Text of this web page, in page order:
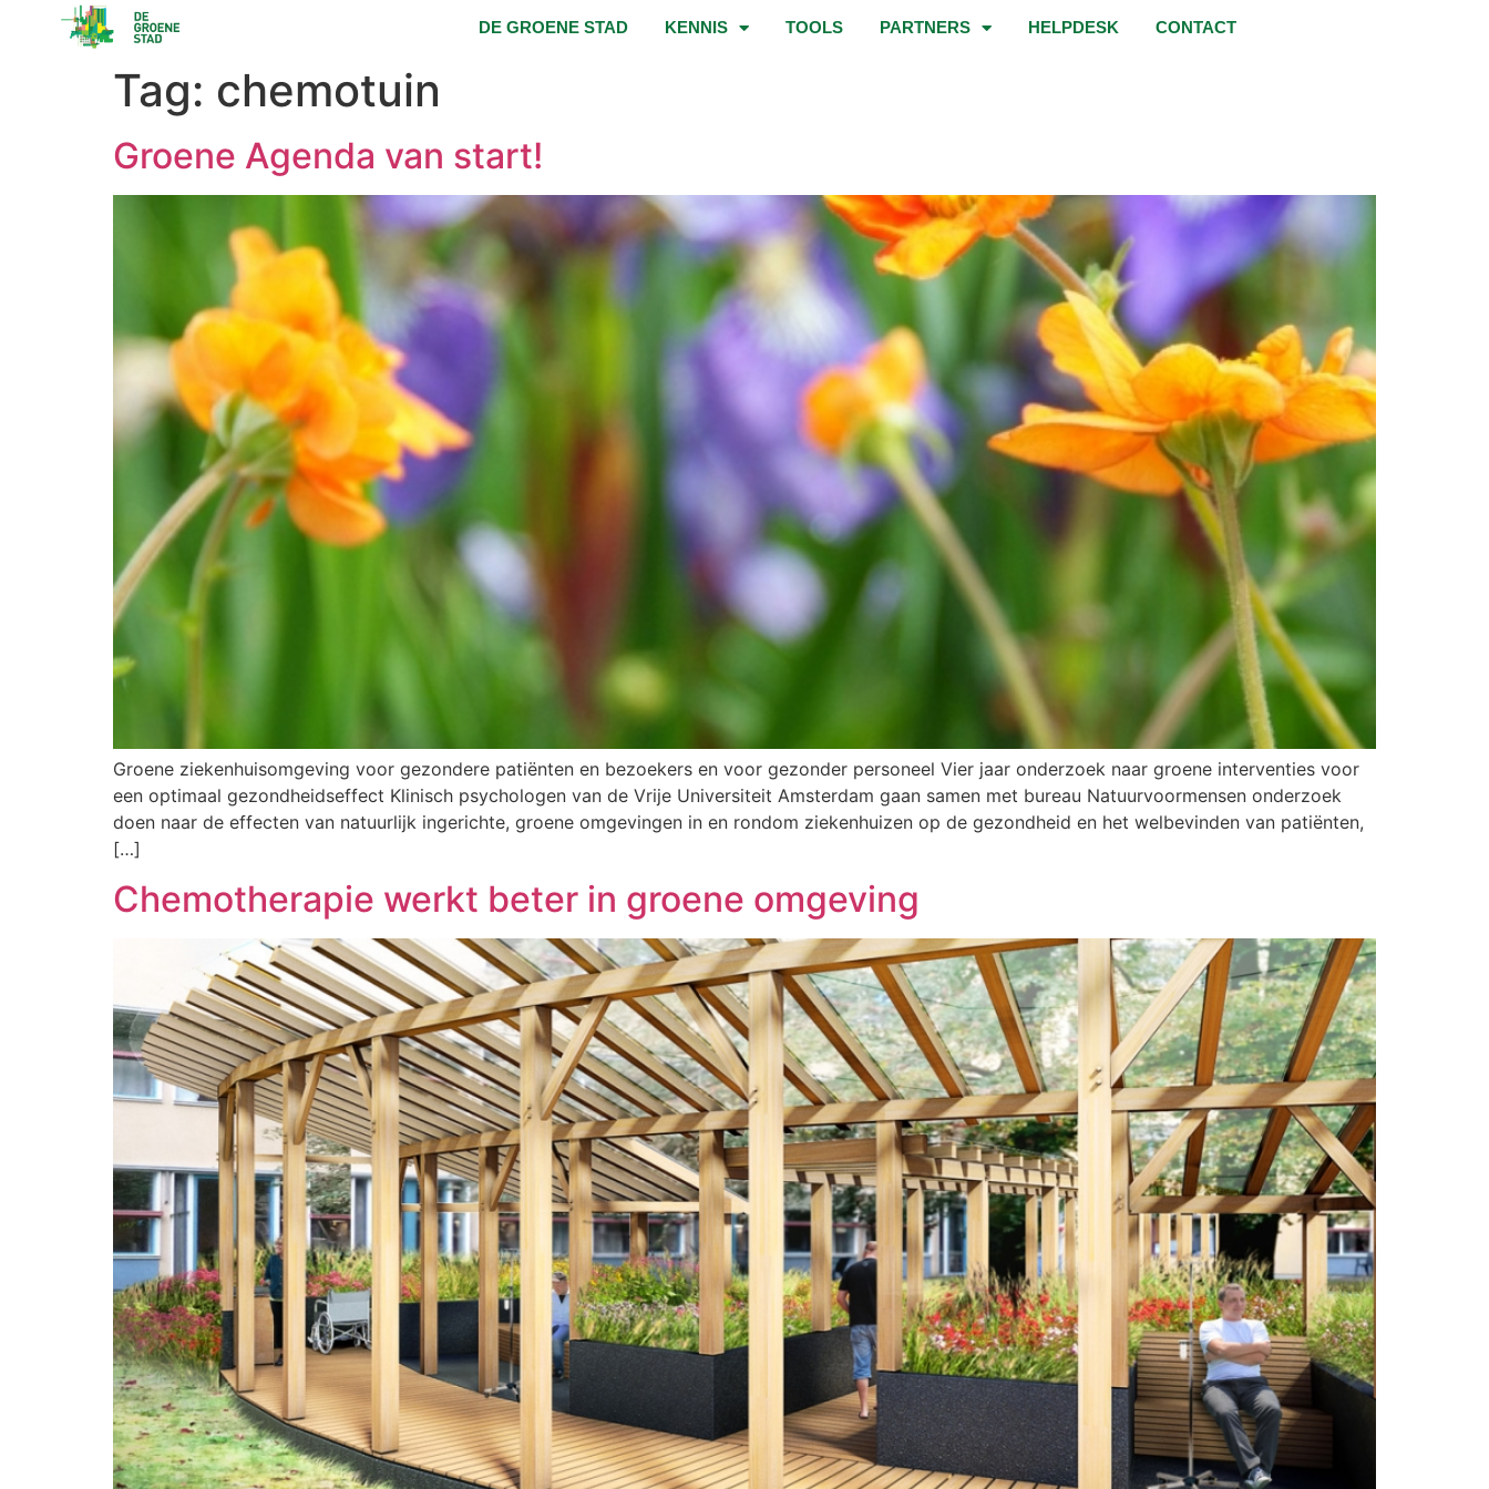
DE GROENE STAD KENNIS TOOLS PARTNERS HELPDESK CONTACT
Tag: chemotuin
Groene Agenda van start!
Groene ziekenhuisomgeving voor gezondere patiënten en bezoekers en voor gezonder personeel Vier jaar onderzoek naar groene interventies voor
een optimaal gezondheidseffect Klinisch psychologen van de Vrije Universiteit Amsterdam gaan samen met bureau Natuurvoormensen onderzoek
doen naar de effecten van natuurlijk ingerichte, groene omgevingen in en rondom ziekenhuizen op de gezondheid en het welbevinden van patiënten,
[…]
Chemotherapie werkt beter in groene omgeving